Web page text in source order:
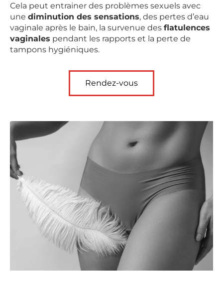
Cela peut entrainer des problèmes sexuels avec
une diminution des sensations, des pertes d’eau
vaginale après le bain, la survenue des flatulences
vaginales pendant les rapports et la perte de
tampons hygiéniques.
Rendez-vous